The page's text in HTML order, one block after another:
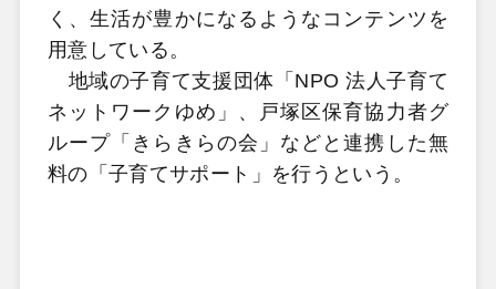
く、生活が豊かになるようなコンテンツを
用意している。
地域の子育て支援団体「NPO 法人子育て
ネットワークゆめ」、戸塚区保育協力者グ
ループ「きらきらの会」などと連携した無
料の「子育てサポート」を行うという。